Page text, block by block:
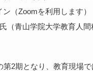
（Zoomを利用します）
青山学院大学教育人間
第2期となり、教育現場